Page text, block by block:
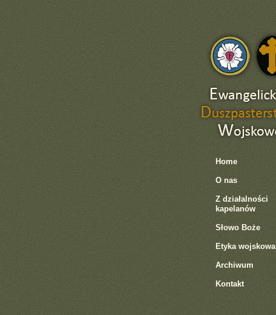
Home
O nas
Z działalności
kapelanów
Słowo Boże
Etyka wojskowa
Archiwum
Kontakt